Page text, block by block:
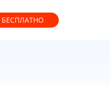
БЕСПЛАТНО